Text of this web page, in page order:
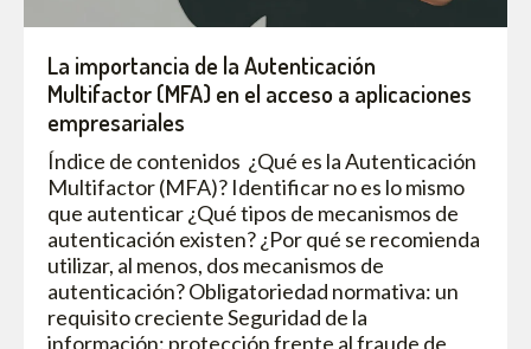
La importancia de la Autenticación
Multifactor (MFA) en el acceso a aplicaciones
empresariales
Índice de contenidos ¿Qué es la Autenticación
Multifactor (MFA)? Identificar no es lo mismo
que autenticar ¿Qué tipos de mecanismos de
autenticación existen? ¿Por qué se recomienda
utilizar, al menos, dos mecanismos de
autenticación? Obligatoriedad normativa: un
requisito creciente Seguridad de la
información: protección frente al fraude de